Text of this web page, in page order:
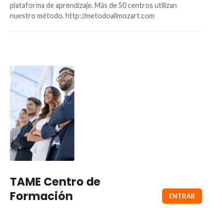
plataforma de aprendizaje. Más de 50 centros utilizan
nuestro método. http://metodoallmozart.com
TAME Centro de
Formación